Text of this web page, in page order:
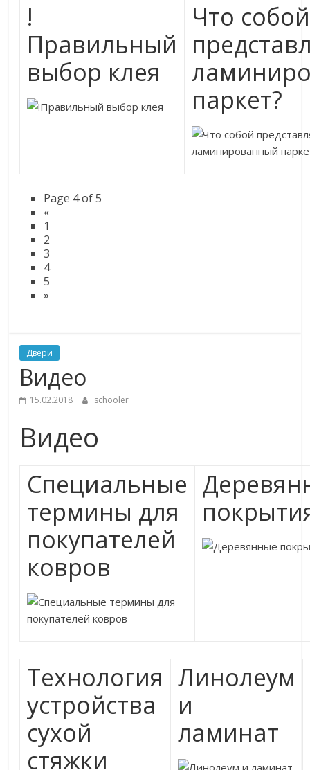
!
Правильный
выбор клея
Что собой
паркет?
Page 4 of 5
«
1
2
3
4
5
»
Двери
Видео
15.02.2018 schooler
Видео
Специальные
термины для
покупателей
ковров
Технология
устройства
сухой
стяжки
Линолеум
и
ламинат